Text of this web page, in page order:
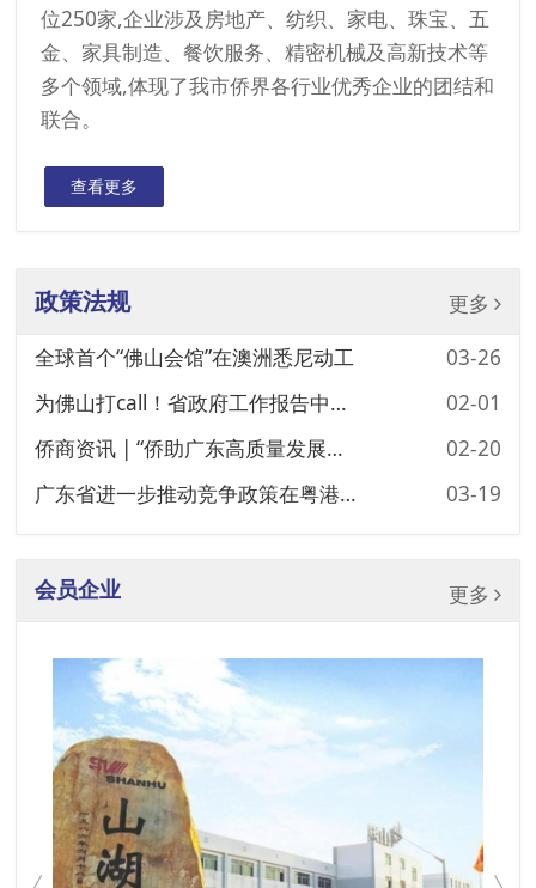
位250家,企业涉及房地产、纺织、家电、珠宝、五
金、家具制造、餐饮服务、精密机械及高新技术等
多个领域,体现了我市侨界各行业优秀企业的团结和
联合。
查看更多
政策法规
更多
全球首个“佛山会馆”在澳洲悉尼动工
03-26
为佛山打call！省政府工作报告中多处出现佛山元素！
02-01
侨商资讯 | “侨助广东高质量发展行动”16条举措发布
02-20
广东省进一步推动竞争政策在粤港澳大湾区先行落地的实施方案
03-19
会员企业 更多